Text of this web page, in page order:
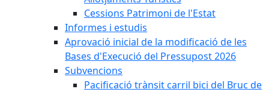
Cessions Patrimoni de l'Estat
Informes i estudis
Aprovació inicial de la modificació de les
Bases d'Execució del Pressupost 2026
Subvencions
Pacificació trànsit carril bici del Bruc de